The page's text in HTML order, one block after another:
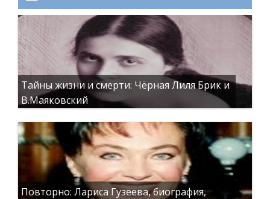
Тайны жизни и смерти: Чёрная Лиля Брик и
В.Маяковский
Повторно: Лариса Гузеева, биография,